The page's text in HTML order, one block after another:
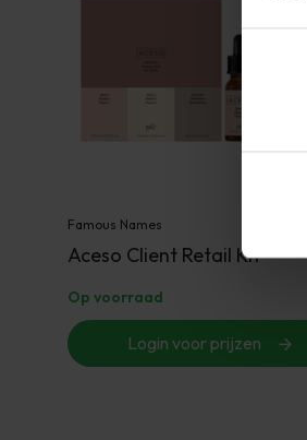
Famous Names
Aceso Client Retail Kit
Op voorraad
Login voor prijzen